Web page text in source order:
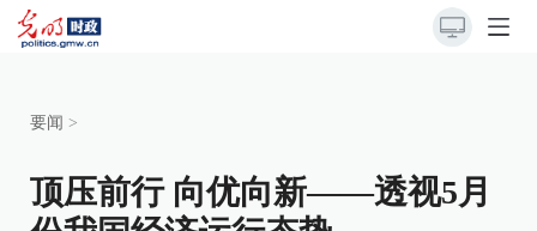
要闻 >
顶压前行 向优向新——透视5月